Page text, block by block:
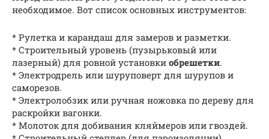
необходимое. Вот список основных инструментов:
* Рулетка и карандаш для замеров и разметки.
* Строительный уровень (пузырьковый или
лазерный) для ровной установки обрешетки.
* Электродрель или шуруповерт для шурупов и
саморезов.
* Электролобзик или ручная ножовка по дереву для
раскройки вагонки.
* Молоток для добивания кляймеров или гвоздей.